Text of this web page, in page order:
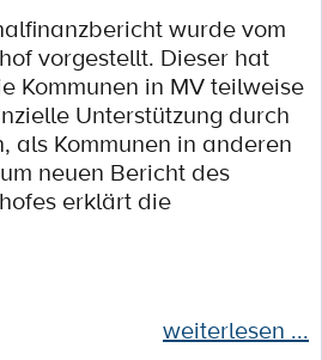
wurde vom
vorgestellt. Dieser hat
Kommunen in MV teilweise
Unterstützung durch
als Kommunen in anderen
neuen Bericht des
erklärt die
weiterlesen ...